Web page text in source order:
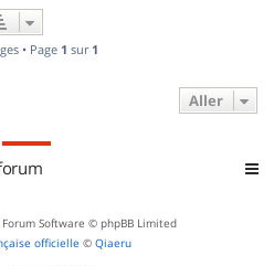
• Page 1 sur 1
Aller
Software © phpBB Limited
officielle © Qiaeru